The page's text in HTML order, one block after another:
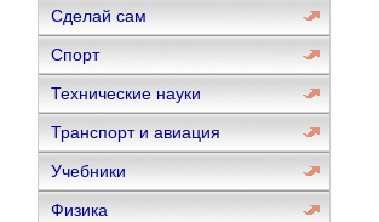
Сделай сам
Спорт
Технические науки
Транспорт и авиация
Учебники
Физика